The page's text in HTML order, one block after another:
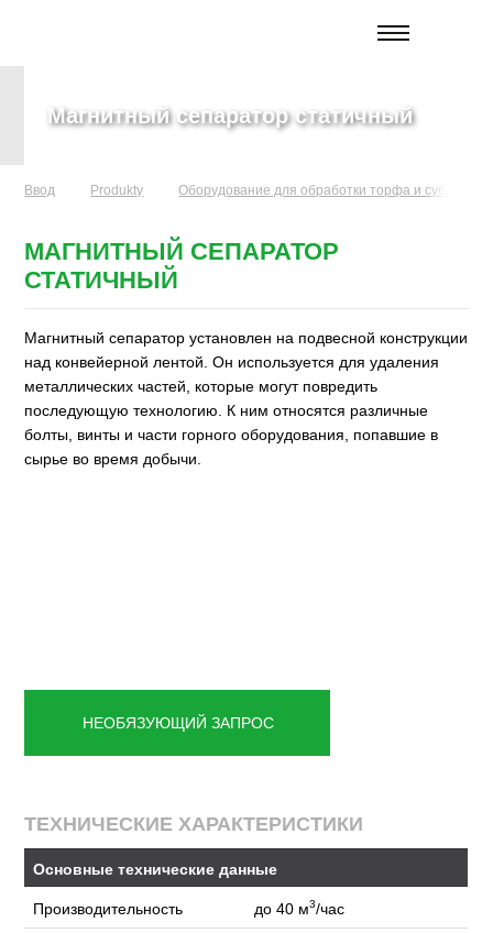
Магнитный сепаратор статичный
Ввод Produkty Оборудование для обработки торфа и
МАГНИТНЫЙ СЕПАРАТОР
СТАТИЧНЫЙ
Магнитный сепаратор установлен на подвесной конструкции
над конвейерной лентой. Он используется для удаления
металлических частей, которые могут повредить
последующую технологию. К ним относятся различные
болты, винты и части горного оборудования, попавшие в
сырье во время добычи.
НЕОБЯЗУЮЩИЙ ЗАПРОС
ТЕХНИЧЕСКИЕ ХАРАКТЕРИСТИКИ
Основные технические данные
Производительность до 40 м3/час